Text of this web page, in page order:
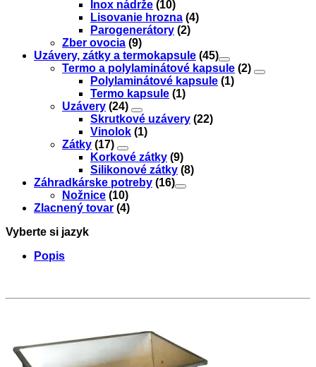
Inox nádrže (10)
Lisovanie hrozna (4)
Parogenerátory (2)
Zber ovocia (9)
Uzávery, zátky a termokapsule (45)
Termo a polylaminátové kapsule (2)
Polylaminátové kapsule (1)
Termo kapsule (1)
Uzávery (24)
Skrutkové uzávery (22)
Vinolok (1)
Zátky (17)
Korkové zátky (9)
Silikonové zátky (8)
Záhradkárske potreby (16)
Nožnice (10)
Zlacnený tovar (4)
Vyberte si jazyk
Popis